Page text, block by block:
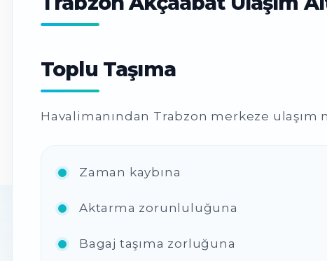
Toplu Taşıma
Havalimanından Trabzon merkeze
Zaman kaybına
Aktarma zorunluluğuna
Bagaj taşıma zorluğuna